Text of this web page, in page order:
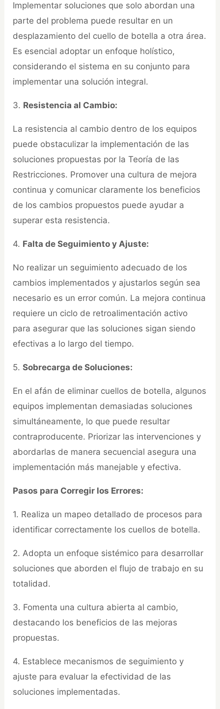
Implementar soluciones que solo abordan una
parte del problema puede resultar en un
desplazamiento del cuello de botella a otra área.
Es esencial adoptar un enfoque holístico,
considerando el sistema en su conjunto para
implementar una solución integral.
3. Resistencia al Cambio:
La resistencia al cambio dentro de los equipos
puede obstaculizar la implementación de las
soluciones propuestas por la Teoría de las
Restricciones. Promover una cultura de mejora
continua y comunicar claramente los beneficios
de los cambios propuestos puede ayudar a
superar esta resistencia.
4. Falta de Seguimiento y Ajuste:
No realizar un seguimiento adecuado de los
cambios implementados y ajustarlos según sea
necesario es un error común. La mejora continua
requiere un ciclo de retroalimentación activo
para asegurar que las soluciones sigan siendo
efectivas a lo largo del tiempo.
5.Sobrecarga de Soluciones:
En el afán de eliminar cuellos de botella, algunos
equipos implementan demasiadas soluciones
simultáneamente, lo que puede resultar
contraproducente. Priorizar las intervenciones y
abordarlas de manera secuencial asegura una
implementación más manejable y efectiva.
Pasos para Corregir los Errores:
1. Realiza un mapeo detallado de procesos para
identificar correctamente los cuellos de botella.
2. Adopta un enfoque sistémico para desarrollar
soluciones que aborden el flujo de trabajo en su
totalidad.
3. Fomenta una cultura abierta al cambio,
destacando los beneficios de las mejoras
propuestas.
4. Establece mecanismos de seguimiento y
ajuste para evaluar la efectividad de las
soluciones implementadas.